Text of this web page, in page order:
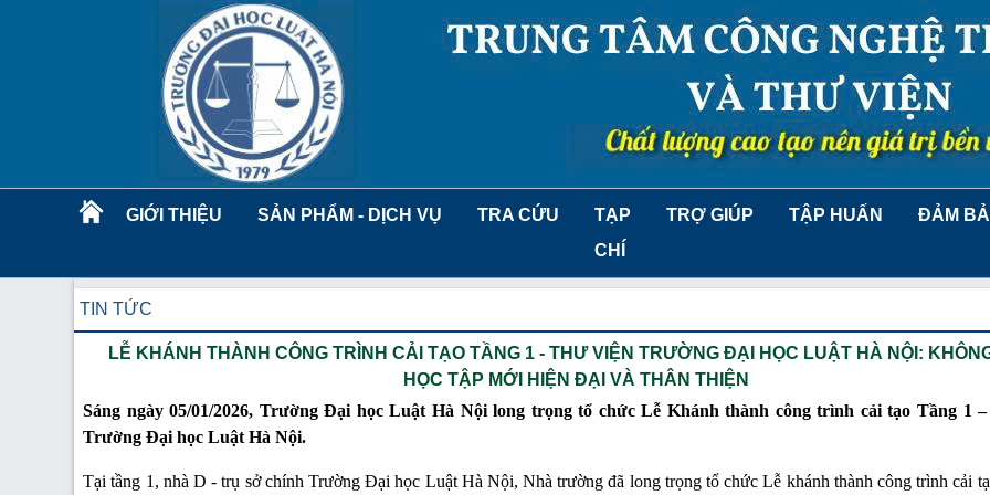
GIỚI THIỆU SẢN PHẨM - DỊCH VỤ TRA CỨU
TẠP
CHÍ
TRỢ GIÚP TẬP HUẤN ĐẢM
TIN TỨC
LỄ KHÁNH THÀNH CÔNG TRÌNH CẢI TẠO TẦNG 1 - THƯ VIỆN TRƯỜNG ĐẠI HỌC LUẬT HÀ NỘI:
HỌC TẬP MỚI HIỆN ĐẠI VÀ THÂN THIỆN
Sáng ngày 05/01/2026, Trường Đại học Luật Hà Nội long trọng tổ chức Lễ Khánh thành công trình cải tạo Tầng 1
Trường Đại học Luật Hà Nội.
Tại tầng 1, nhà D - trụ sở chính Trường Đại học Luật Hà Nội, Nhà trường đã long trọng tổ chức Lễ khánh thành công trình cải